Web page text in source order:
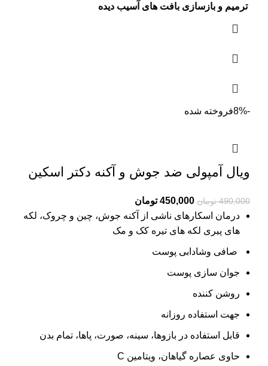
ترمیم و بازسازی بافت های آسیب دیده
-8% فروخته شده
ویال آمپولی ضد جوش و آکنه دکتر اسکین
490,000 تومان Original
price
was:
490,000 تومان.
450,000 تومان
price
is:
درمان اسکارهای ناشی از آکنه جوش، چین و چروک، لکه
های پیری لکه های تیره کک و مک
صافی وشادابی پوست
جوان سازی پوست
روشن کننده
جهت استفاده روزانه
قابل استفاده در بازوها، سینه، صورت، پاها، تمام بدن
حاوی عصاره گیاهان، ویتامین C